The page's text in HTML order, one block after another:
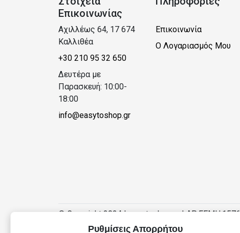
Επικοινωνίας
Αχιλλέως 64, 17 674
Καλλιθέα
+30 210 95 32 650
Δευτέρα με
Παρασκευή: 10:00-
18:00
info@easytoshop.gr
Επικοινωνία
Ο Λογαριασμός Μου
© Copyright 2024 | easytoshop.gr |
Ρυθμίσεις Απορρήτου